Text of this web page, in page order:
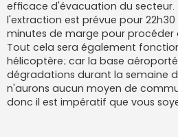
efficace d'évacuation du
l'extraction est prévue pour 22h30
minutes de marge pour
Tout cela sera également
hélicoptère; car la base
dégradations durant la semaine
n'aurons aucun moyen de
donc il est impératif que vous